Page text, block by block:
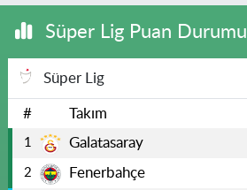
Süper Lig Puan Durumu
Süper Lig
# Takım
1 Galatasaray
2 Fenerbahçe